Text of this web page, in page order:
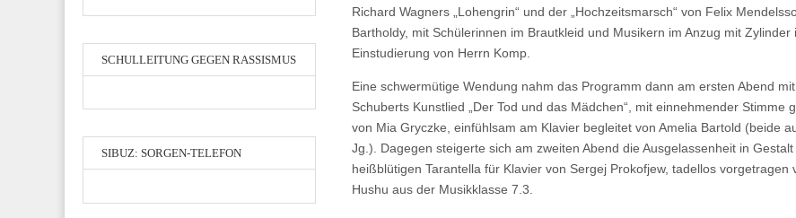
Richard Wagners „Lohengrin“ und der „Hochzeitsmarsch“ von Felix
Bartholdy, mit Schülerinnen im Brautkleid und Musikern im Anzug mit Zylinder
Einstudierung von Herrn Komp.
Eine schwermütige Wendung nahm das Programm dann am ersten Abend
Schuberts Kunstlied „Der Tod und das Mädchen“, mit einnehmender Stimme
von Mia Gryczke, einfühlsam am Klavier begleitet von Amelia Bartold (beide
Jg.). Dagegen steigerte sich am zweiten Abend die Ausgelassenheit in
heißblütigen Tarantella für Klavier von Sergej Prokofjew, tadellos vorgetragen
Hushu aus der Musikklasse 7.3.
SCHULLEITUNG GEGEN RASSISMUS
SIBUZ: SORGEN-TELEFON